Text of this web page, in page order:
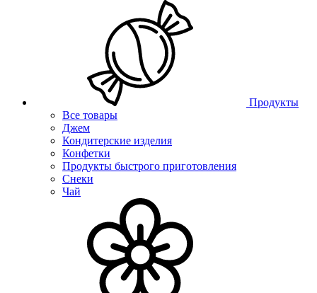
Продукты
Все товары
Джем
Кондитерские изделия
Конфетки
Продукты быстрого приготовления
Снеки
Чай